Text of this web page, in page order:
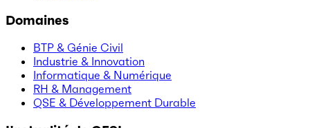
Domaines
BTP & Génie Civil
Industrie & Innovation
Informatique & Numérique
RH & Management
QSE & Développement Durable